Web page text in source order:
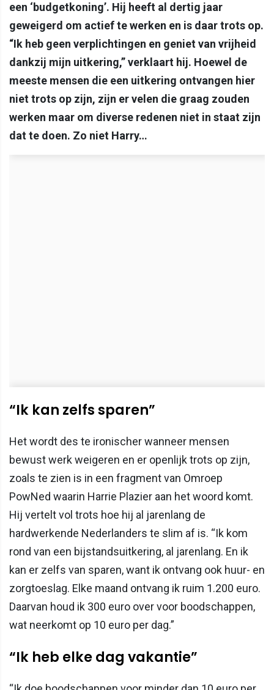
een ‘budgetkoning’. Hij heeft al dertig jaar
geweigerd om actief te werken en is daar trots op.
“Ik heb geen verplichtingen en geniet van vrijheid
dankzij mijn uitkering,” verklaart hij. Hoewel de
meeste mensen die een uitkering ontvangen hier
niet trots op zijn, zijn er velen die graag zouden
werken maar om diverse redenen niet in staat zijn
dat te doen. Zo niet Harry…
“Ik kan zelfs sparen”
Het wordt des te ironischer wanneer mensen
bewust werk weigeren en er openlijk trots op zijn,
zoals te zien is in een fragment van Omroep
PowNed waarin Harrie Plazier aan het woord komt.
Hij vertelt vol trots hoe hij al jarenlang de
hardwerkende Nederlanders te slim af is. “Ik kom
rond van een bijstandsuitkering, al jarenlang. En ik
kan er zelfs van sparen, want ik ontvang ook huur- en
zorgtoeslag. Elke maand ontvang ik ruim 1.200 euro.
Daarvan houd ik 300 euro over voor boodschappen,
wat neerkomt op 10 euro per dag.”
“Ik heb elke dag vakantie”